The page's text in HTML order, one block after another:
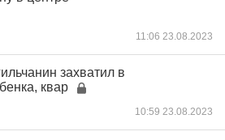
11:06 23.08.2023
захватил в
квар
10:59 23.08.2023